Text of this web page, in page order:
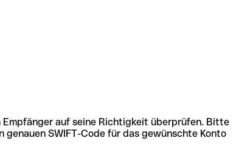
Empfänger auf seine Richtigkeit überprüfen. Bitte
SWIFT-Code für das gewünschte Konto